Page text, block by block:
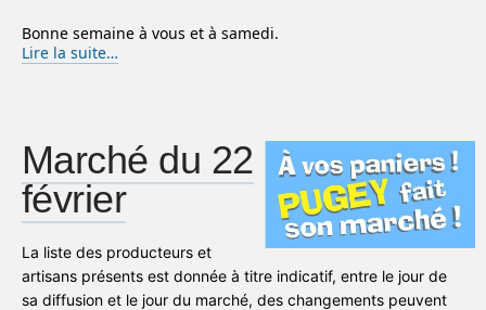
Bonne semaine à vous et à samedi.
Lire la suite…
Marché du 22
février
La liste des producteurs et
artisans présents est donnée à titre indicatif, entre le jour de
sa diffusion et le jour du marché, des changements peuvent